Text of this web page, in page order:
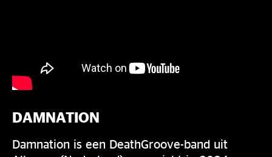
DAMNATION
Damnation is een DeathGroove-band uit